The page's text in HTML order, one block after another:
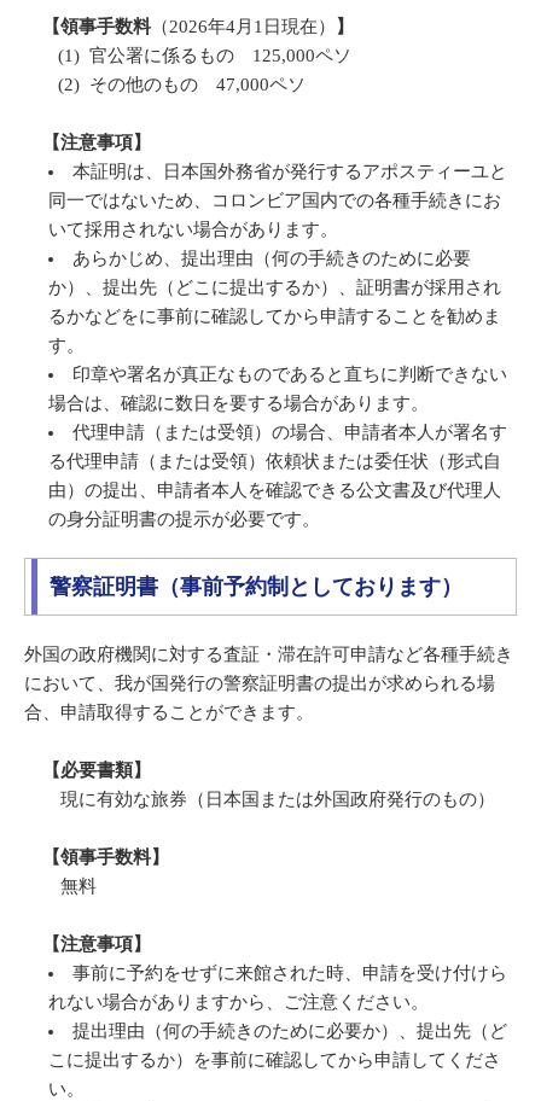
【領事手数料 （2026年4月1日現在）
】
(1) 官公署に係るもの 125,000ペソ
(2) その他のもの 47,000ペソ
【注意事項】
本証明は、日本国外務省が発行するアポスティーユと
同一ではないため、コロンビア国内での各種手続きにお
いて採用されない場合があります。
あらかじめ、提出理由（何の手続きのために必要
か）、提出先（どこに提出するか）、証明書が採用され
るかなどをに事前に確認してから申請することを勧めま
す。
印章や署名が真正なものであると直ちに判断できない
場合は、確認に数日を要する場合があります。
代理申請（または受領）の場合、申請者本人が署名す
る代理申請（または受領）依頼状または委任状（形式自
由）の提出、申請者本人を確認できる公文書及び代理人
の身分証明書の提示が必要です。
警察証明書（事前予約制としております）
外国の政府機関に対する査証・滞在許可申請など各種手続き
において、我が国発行の警察証明書の提出が求められる場
合、申請取得することができます。
【必要書類】
現に有効な旅券（日本国または外国政府発行のもの）
【領事手数料】
無料
【注意事項】
事前に予約をせずに来館された時、申請を受け付けら
れない場合がありますから、ご注意ください。
提出理由（何の手続きのために必要か）、提出先（ど
こに提出するか）を事前に確認してから申請してくださ
い。